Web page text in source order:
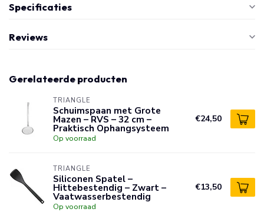
Specificaties
Reviews
Gerelateerde producten
TRIANGLE
Schuimspaan met Grote
Mazen – RVS – 32 cm –
Praktisch Ophangsysteem
Op voorraad
€24,50
TRIANGLE
Siliconen Spatel –
Hittebestendig – Zwart –
Vaatwasserbestendig
Op voorraad
€13,50